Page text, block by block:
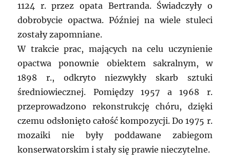
1124 r. przez opata Bertranda. Świadczyły o
dobrobycie opactwa. Później na wiele stuleci
zostały zapomniane.
W trakcie prac, mających na celu uczynienie
opactwa ponownie obiektem sakralnym, w
1898 r., odkryto niezwykły skarb sztuki
średniowiecznej. Pomiędzy 1957 a 1968 r.
przeprowadzono rekonstrukcję chóru, dzięki
czemu odsłonięto całość kompozycji. Do 1975 r.
mozaiki nie były poddawane zabiegom
konserwatorskim i stały się prawie nieczytelne.